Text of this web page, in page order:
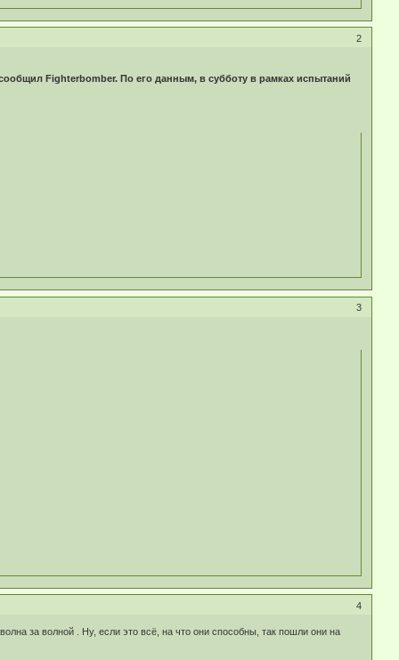
2
Fighterbomber. По его данным, в субботу в рамках испытаний
3
4
за волной . Ну, если это всё, на что они способны, так пошли они на